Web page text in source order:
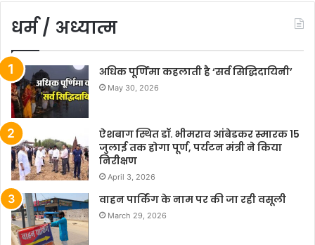
धर्म / अध्यात्म
अधिक पूर्णिमा कहलाती है ‘सर्व सिद्धिदायिनी’
May 30, 2026
ऐशबाग स्थित डॉ. भीमराव आंबेडकर स्मारक 15
जुलाई तक होगा पूर्ण, पर्यटन मंत्री ने किया
निरीक्षण
April 3, 2026
वाहन पार्किंग के नाम पर की जा रही वसूली
March 29, 2026